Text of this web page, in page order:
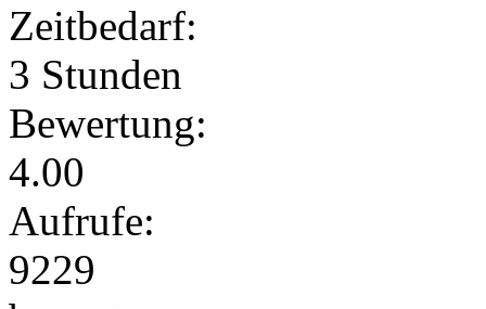
Zeitbedarf:
3 Stunden
Bewertung:
4.00
Aufrufe:
9229